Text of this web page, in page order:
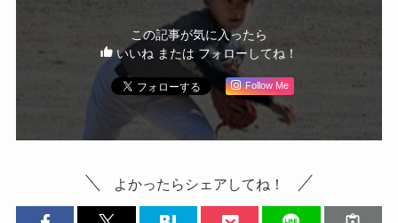
この記事が気に入ったら
いいね または フォローしてね！
Follow Me
よかったらシェアしてね！